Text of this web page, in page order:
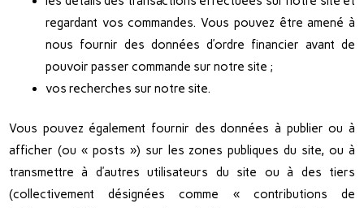
regardant vos commandes. Vous pouvez être amené à
nous fournir des données d’ordre financier avant de
pouvoir passer commande sur notre site ;
vos recherches sur notre site.
Vous pouvez également fournir des données à publier ou à
afficher (ou « posts ») sur les zones publiques du site, ou à
transmettre à d’autres utilisateurs du site ou à des tiers
(collectivement désignées comme « contributions de